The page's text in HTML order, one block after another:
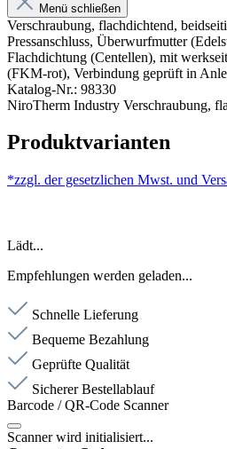
Menü schließen
Verschraubung, flachdichtend,
Pressanschluss, Überwurfmutter
Flachdichtung (Centellen), mit
(FKM-rot), Verbindung geprüft in
Katalog-Nr.: 98330
NiroTherm Industry Verschraubung,
Produktvarianten
*zzgl. der gesetzlichen Mwst. und
Lädt...
Empfehlungen werden geladen...
Schnelle Lieferung
Bequeme Bezahlung
Geprüfte Qualität
Sicherer Bestellablauf
Barcode / QR-Code Scanner
Scanner wird initialisiert...